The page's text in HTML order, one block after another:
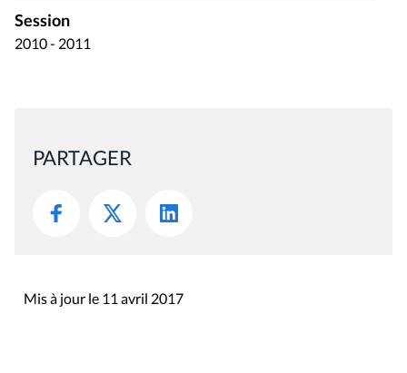
Session
2010 - 2011
PARTAGER
Mis à jour le 11 avril 2017